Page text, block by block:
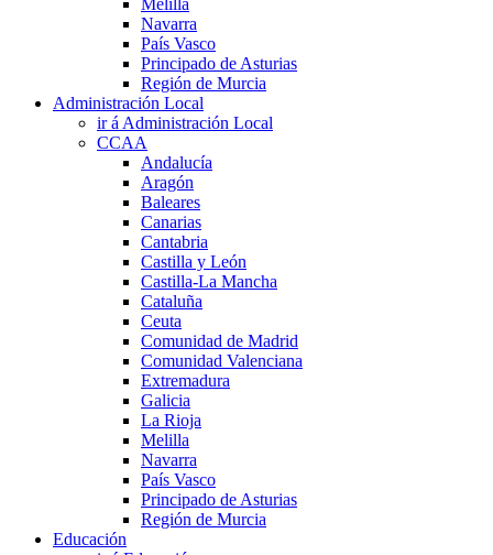
Navarra
País Vasco
Principado de Asturias
Región de Murcia
Administración Local
ir á Administración Local
CCAA
Andalucía
Aragón
Baleares
Canarias
Cantabria
Castilla y León
Castilla-La Mancha
Cataluña
Ceuta
Comunidad de Madrid
Comunidad Valenciana
Extremadura
Galicia
La Rioja
Melilla
Navarra
País Vasco
Principado de Asturias
Región de Murcia
Educación